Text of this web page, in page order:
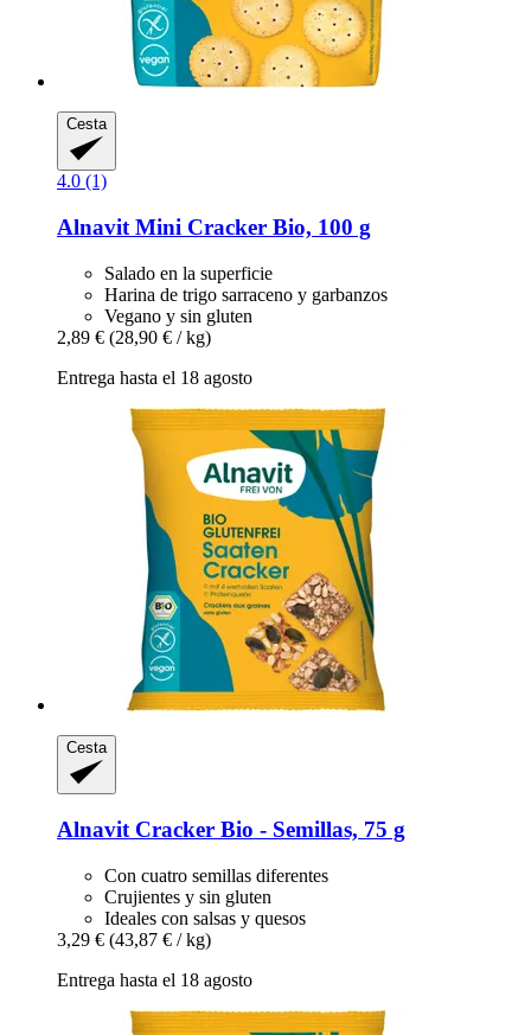
Cesta
4.0 (1)
Alnavit Mini Cracker Bio, 100 g
Salado en la superficie
Harina de trigo sarraceno y garbanzos
Vegano y sin gluten
2,89 € (28,90 € / kg)
Entrega hasta el 18 agosto
Cesta
Alnavit Cracker Bio -​ Semillas, 75 g
Con cuatro semillas diferentes
Crujientes y sin gluten
Ideales con salsas y quesos
3,29 € (43,87 € / kg)
Entrega hasta el 18 agosto